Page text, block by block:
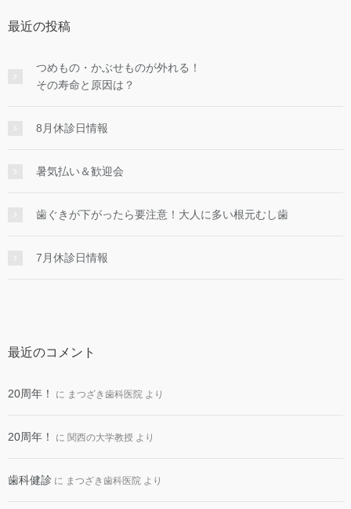
最近の投稿
つめもの・かぶせものが外れる！
その寿命と原因は？
8月休診日情報
暑気払い＆歓迎会
歯ぐきが下がったら要注意！大人に多い根元むし歯
7月休診日情報
最近のコメント
20周年！ に まつざき歯科医院 より
20周年！ に 関西の大学教授 より
歯科健診 に まつざき歯科医院 より